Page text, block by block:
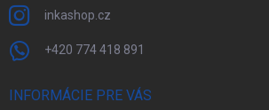
inkashop.cz
+420 774 418 891
INFORMÁCIE PRE VÁS